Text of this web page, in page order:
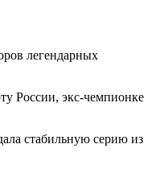
легендарных
России, экс-чемпионке
стабильную серию из